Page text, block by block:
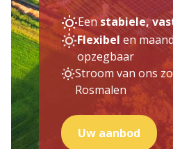
Eenstabiele,
Flexibelen
opzegbaar
Stroom van ons
Rosmalen
Uw aanbod